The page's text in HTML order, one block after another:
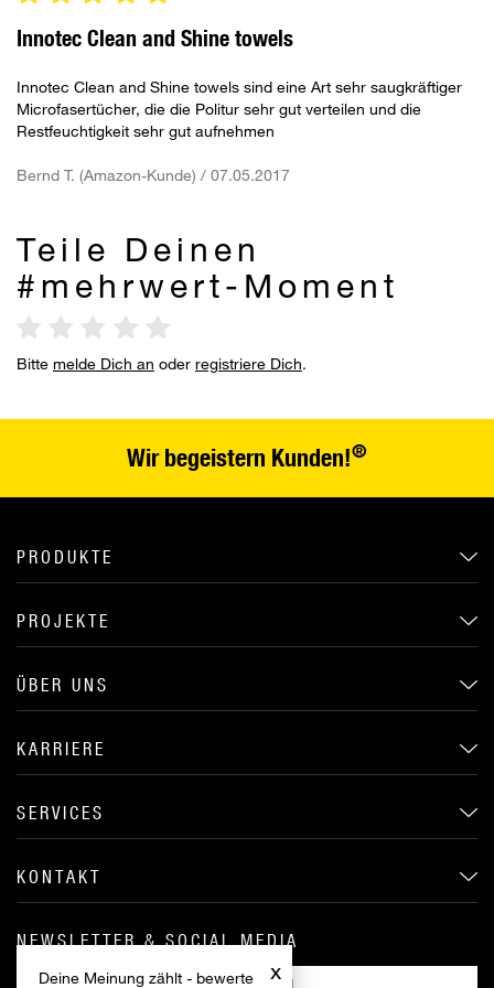
x
Deine Meinung zählt - bewerte
Innotec Clean and Shine towels
Innotec Clean and Shine towels sind eine Art sehr saugkräftiger
Microfasertücher, die die Politur sehr gut verteilen und die
Restfeuchtigkeit sehr gut aufnehmen
Bernd T. (Amazon-Kunde) / 07.05.2017
Teile Deinen
#mehrwert-Moment
Bitte melde Dich an oder registriere Dich.
Wir begeistern Kunden!®
PRODUKTE
PROJEKTE
ÜBER UNS
KARRIERE
SERVICES
KONTAKT
NEWSLETTER & SOCIAL MEDIA